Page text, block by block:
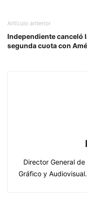
Artículo anterior
Independiente canceló
segunda cuota con
Director General de
Gráfico y